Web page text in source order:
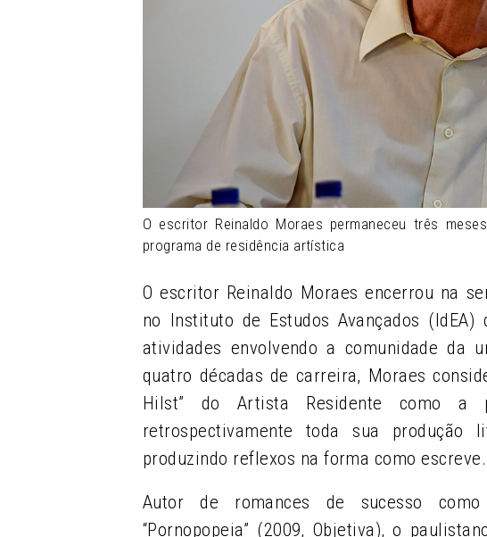
O escritor Reinaldo Moraes permaneceu três
programa de residência artística
O escritor Reinaldo Moraes encerrou na
no Instituto de Estudos Avançados
atividades envolvendo a comunidade da
quatro décadas de carreira, Moraes
Hilst” do Artista Residente como a
retrospectivamente toda sua
produzindo reflexos na forma como escreve.
Autor de romances de sucesso
“Pornopopeia” (2009, Objetiva), o